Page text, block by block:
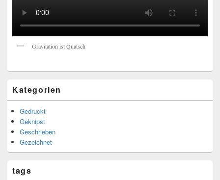
Gravitation ist Quatsch
Kategorien
Gedruckt
Geknipst
Geschrieben
Gezeichnet
tags